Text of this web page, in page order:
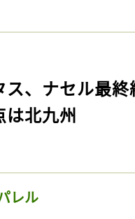
ス、ナセル最
は北九州
レル